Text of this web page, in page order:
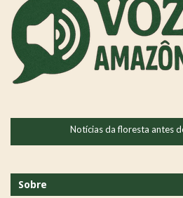
Notícias da floresta antes
Sobre